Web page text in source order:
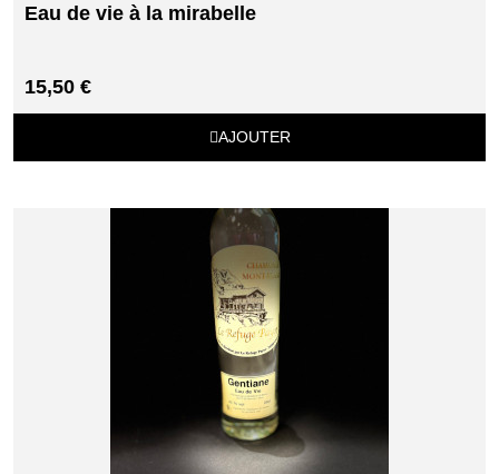
Eau de vie à la mirabelle
15,50 €
AJOUTER